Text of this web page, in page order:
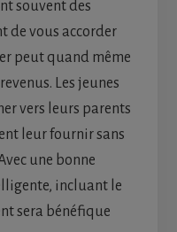
souvent des
de vous accorder
peut quand même
Les jeunes
vers leurs parents
leur fournir sans
une bonne
incluant le
sera bénéfique